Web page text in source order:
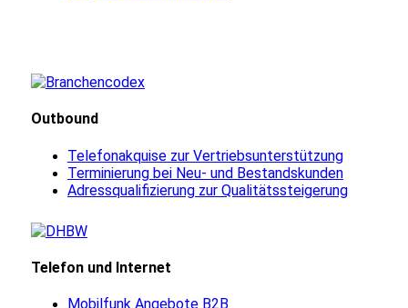
Outbound
Telefonakquise zur Vertriebsunterstützung
Terminierung bei Neu- und Bestandskunden
Adressqualifizierung zur Qualitätssteigerung
Telefon und Internet
Mobilfunk Angebote B2B